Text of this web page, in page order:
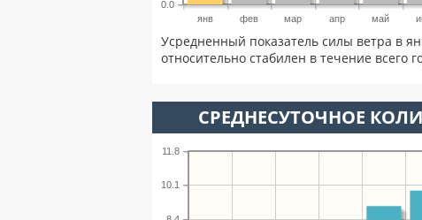
янв фев мар апр май
0.0
Усредненный показатель силы ветра в
относительно стабилен в течение всего
СРЕДНЕСУТОЧНОЕ
10.1
11.8